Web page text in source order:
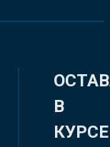
В
КУРСЕ